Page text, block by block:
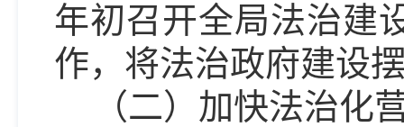
年初召开全局法治建
作，将法治政府建设
（二）加快法治化